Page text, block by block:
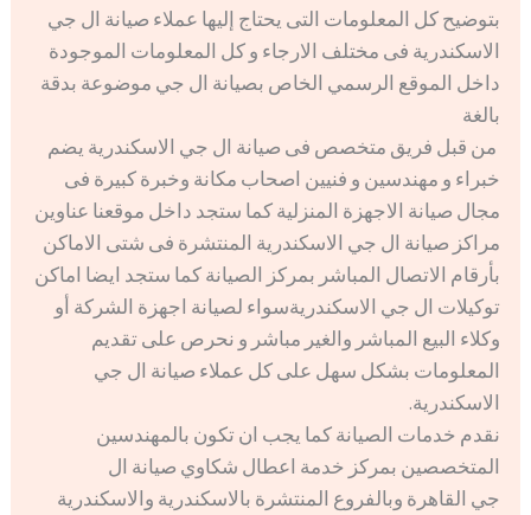
بتوضيح كل المعلومات التى يحتاج إليها عملاء صيانة ال جي
الاسكندرية فى مختلف الارجاء و كل المعلومات الموجودة
داخل الموقع الرسمي الخاص بصيانة ال جي موضوعة بدقة
بالغة
من قبل فريق متخصص فى صيانة ال جي الاسكندرية يضم
خبراء و مهندسين و فنيين اصحاب مكانة وخبرة كبيرة فى
مجال صيانة الاجهزة المنزلية كما ستجد داخل موقعنا عناوين
مراكز صيانة ال جي الاسكندرية المنتشرة فى شتى الاماكن
بأرقام الاتصال المباشر بمركز الصيانة كما ستجد ايضا اماكن
توكيلات ال جي الاسكندريةسواء لصيانة اجهزة الشركة أو
وكلاء البيع المباشر والغير مباشر و نحرص على تقديم
المعلومات بشكل سهل على كل عملاء صيانة ال جي
الاسكندرية.
نقدم خدمات الصيانة كما يجب ان تكون بالمهندسين
المتخصصين بمركز خدمة اعطال شكاوي صيانة ال
جي القاهرة وبالفروع المنتشرة بالاسكندرية والاسكندرية